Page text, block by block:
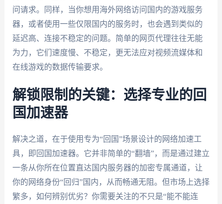
问请求。同样，当你想用海外网络访问国内的游戏服务
器，或者使用一些仅限国内的服务时，也会遇到类似的
延迟高、连接不稳定的问题。简单的网页代理往往无能
为力，它们速度慢、不稳定，更无法应对视频流媒体和
在线游戏的数据传输要求。
解锁限制的关键：选择专业的回
国加速器
解决之道，在于使用专为“回国”场景设计的网络加速工
具，即回国加速器。它并非简单的“翻墙”，而是通过建立
一条从你所在位置直达国内服务器的加密专属通道，让
你的网络身份“回归”国内，从而畅通无阻。但市场上选择
繁多，如何辨别优劣？你需要关注的不只是“能不能连